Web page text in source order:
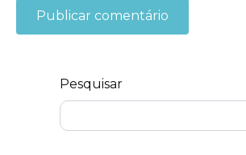
Pesquisar